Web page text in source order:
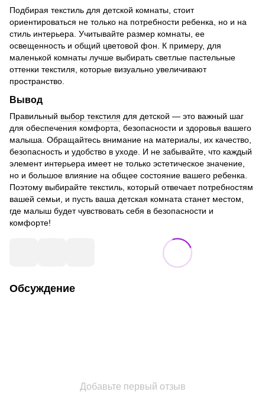
Подбирая текстиль для детской комнаты, стоит
ориентироваться не только на потребности ребенка, но и на
стиль интерьера. Учитывайте размер комнаты, ее
освещенность и общий цветовой фон. К примеру, для
маленькой комнаты лучше выбирать светлые пастельные
оттенки текстиля, которые визуально увеличивают
пространство.
Вывод
Правильный выбор текстиля для детской — это важный шаг
для обеспечения комфорта, безопасности и здоровья вашего
малыша. Обращайтесь внимание на материалы, их качество,
безопасность и удобство в уходе. И не забывайте, что каждый
элемент интерьера имеет не только эстетическое значение,
но и большое влияние на общее состояние вашего ребенка.
Поэтому выбирайте текстиль, который отвечает потребностям
вашей семьи, и пусть ваша детская комната станет местом,
где малыш будет чувствовать себя в безопасности и
комфорте!
Обсуждение
Добавьте первый отзыв